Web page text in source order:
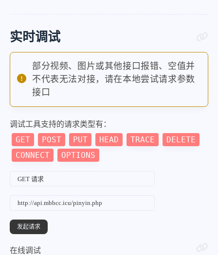
实时调试
部分视频、图片或其他接口报错、空值并
不代表无法对接，请在本地尝试请求参数
接口
调试工具支持的请求类型有：
GET POST PUT HEAD TRACE
DELETE
CONNECT
OPTIONS
在线调试